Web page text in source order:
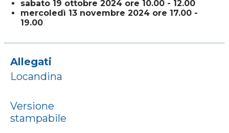
sabato 19 ottobre 2024 ore 10.00 - 12.00
mercoledì 13 novembre 2024 ore 17.00 -
19.00
Allegati
Locandina
Versione
stampabile